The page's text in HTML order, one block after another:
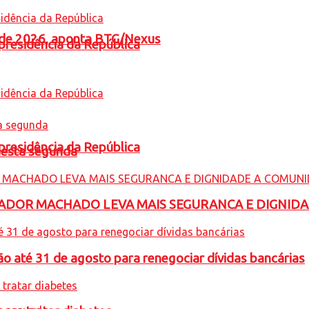
2026, aponta BTG/Nexus
da República
da República
segunda
MACHADO LEVA MAIS SEGURANCA E
até 31 de agosto para renegociar dívidas bancárias